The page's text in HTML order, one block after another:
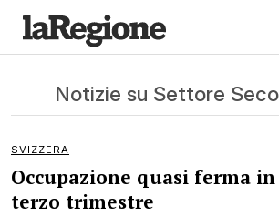
Notizie su Settore
SVIZZERA
Occupazione quasi ferma
terzo trimestre